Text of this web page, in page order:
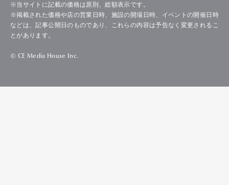
※当サイトに記載の価格は原則、総額表示です。
※掲載された価格や店の営業日時、施設の開場日時、イベントの開催日時
などは、記事公開日のものであり、これらの内容は予告なく変更されるこ
とがあります。
© CE Media House Inc.